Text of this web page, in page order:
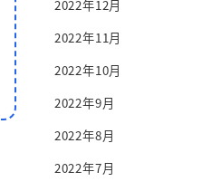
2022年12月
2022年11月
2022年10月
2022年9月
2022年8月
2022年7月